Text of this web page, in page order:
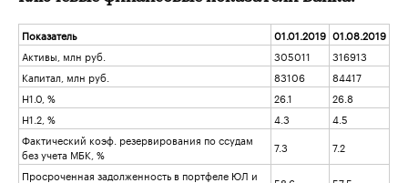
Показатель 01.01.2019 01.08.2019
Активы, млн руб.
305011
316913
Капитал, млн руб.
83106
84417
Н1.0, %
26.1
26.8
Н1.2, %
4.3
4.5
Фактический коэф. резервирования по ссудам
без учета МБК, %
7.3
7.2
Просроченная задолженность в портфеле ЮЛ и